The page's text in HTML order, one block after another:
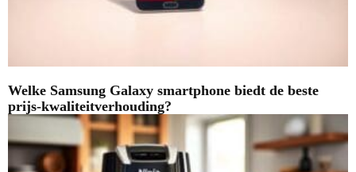
Welke Samsung Galaxy smartphone biedt de beste
prijs-kwaliteitverhouding?